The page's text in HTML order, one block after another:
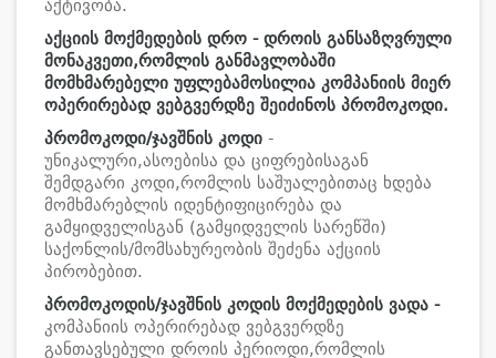
აქტივობა.
აქციის მოქმედების დრო - დროის განსაზღვრული
მონაკვეთი,რომლის განმავლობაში
მომხმარებელი უფლებამოსილია კომპანიის მიერ
ოპერირებად ვებგვერდზე შეიძინოს პრომოკოდი.
პრომოკოდი/ჯავშნის კოდი -
უნიკალური,ასოებისა და ციფრებისაგან
შემდგარი კოდი,რომლის საშუალებითაც ხდება
მომხმარებლის იდენტიფიცირება და
გამყიდველისგან (გამყიდველის სარეწში)
საქონლის/მომსახურეობის შეძენა აქციის
პირობებით.
პრომოკოდის/ჯავშნის კოდის მოქმედების ვადა -
კომპანიის ოპერირებად ვებგვერდზე
განთავსებული დროის პერიოდი,რომლის